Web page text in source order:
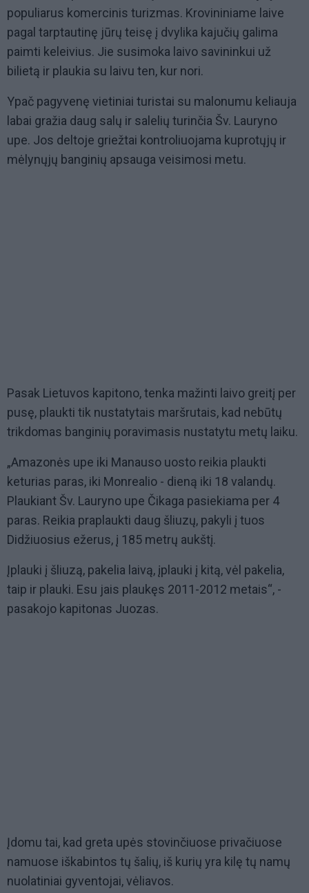
populiarus komercinis turizmas. Krovininiame laive
pagal tarptautinę jūrų teisę į dvylika kajučių galima
paimti keleivius. Jie susimoka laivo savininkui už
bilietą ir plaukia su laivu ten, kur nori.
Ypač pagyvenę vietiniai turistai su malonumu keliauja
labai gražia daug salų ir salelių turinčia Šv. Lauryno
upe. Jos deltoje griežtai kontroliuojama kuprotųjų ir
mėlynųjų banginių apsauga veisimosi metu.
Pasak Lietuvos kapitono, tenka mažinti laivo greitį per
pusę, plaukti tik nustatytais maršrutais, kad nebūtų
trikdomas banginių poravimasis nustatytu metų laiku.
„Amazonės upe iki Manauso uosto reikia plaukti
keturias paras, iki Monrealio - dieną iki 18 valandų.
Plaukiant Šv. Lauryno upe Čikaga pasiekiama per 4
paras. Reikia praplaukti daug šliuzų, pakyli į tuos
Didžiuosius ežerus, į 185 metrų aukštį.
Įplauki į šliuzą, pakelia laivą, įplauki į kitą, vėl pakelia,
taip ir plauki. Esu jais plaukęs 2011-2012 metais“, -
pasakojo kapitonas Juozas.
Įdomu tai, kad greta upės stovinčiuose privačiuose
namuose iškabintos tų šalių, iš kurių yra kilę tų namų
nuolatiniai gyventojai, vėliavos.